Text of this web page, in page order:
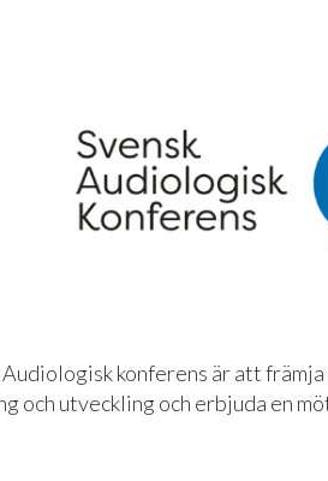
konferens är att
och utveckling och erbjuda en